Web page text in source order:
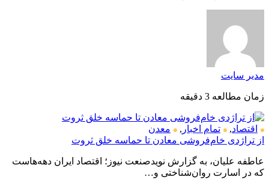
مدیر سایت
زمان مطالعه 3 دقیقه
اقتصاد, تمام اخبار ,
معدن
از تراژدی خام‌فروشی معادن تا حماسه خلق ثروت
عاطفه علیان، به گزارش نویدصنعت نیوز؛ اقتصاد ایران دهه‌هاست
که در اسارت روان‌شناختی و…